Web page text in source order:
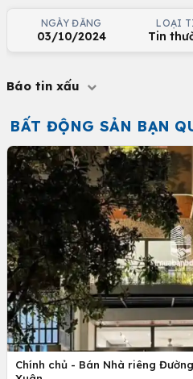
NGÀY ĐĂNG
03/10/2024
LOẠI
Tin
Báo tin xấu
BẤT ĐỘNG SẢN BẠN
Chính chủ - Bán Nhà riêng